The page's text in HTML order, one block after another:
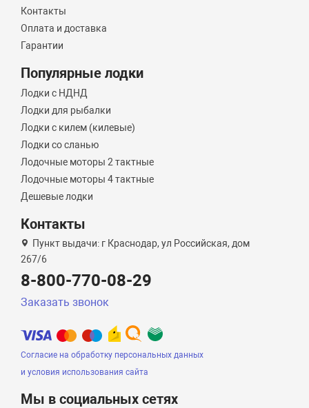
Контакты
Оплата и доставка
Гарантии
Популярные лодки
Лодки с НДНД
Лодки для рыбалки
Лодки с килем (килевые)
Лодки со сланью
Лодочные моторы 2 тактные
Лодочные моторы 4 тактные
Дешевые лодки
Контакты
Пункт выдачи: г Краснодар, ул Российская, дом
267/6
8-800-770-08-29
Заказать звонок
Согласие на обработку персональных данных
и условия использования сайта
Мы в социальных сетях